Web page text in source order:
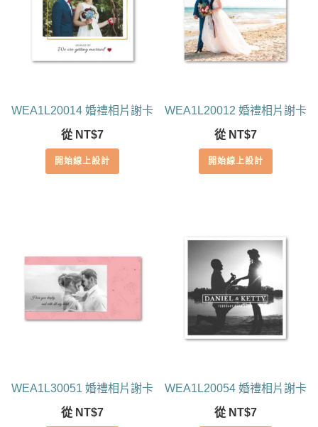
WEA1L20014 婚禮相片謝卡
從 NT$7
開始線上設計
WEA1L20012 婚禮相片謝卡
從 NT$7
開始線上設計
WEA1L30051 婚禮相片謝卡
從 NT$7
WEA1L20054 婚禮相片謝卡
從 NT$7